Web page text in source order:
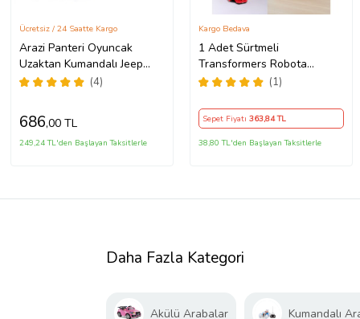
Arazi Panteri Oyuncak
Uzaktan Kumandalı Jeep
Arabası Yarış (4)
Ücretsiz / 24 Saatte Kargo
686,00 TL
249,24 TL'den Başlayan Taksitlerle
1 Adet Sürtmeli
Transformers Robota
Dönüşen Oyuncak Araba 13
(1)
Kargo Bedava
Sepet Fiyatı 363,84 TL
38,80 TL'den Başlayan Taksitlerle
Daha Fazla Kategori
Akülü Arabalar Kumandalı